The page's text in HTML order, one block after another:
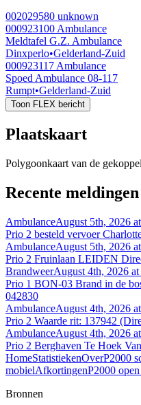
002029580 unknown
000923100 Ambulance
Meldtafel G.Z. Ambulance
Dinxperlo•Gelderland-Zuid
000923117 Ambulance
Spoed Ambulance 08-117
Rumpt•Gelderland-Zuid
Toon FLEX bericht
Plaatskaart
Polygoonkaart van de
Recente
AmbulanceAugust 5th, 2026
Prio 2 besteld vervoer
AmbulanceAugust 5th, 2026
Prio 2 Fruinlaan LEIDEN
BrandweerAugust 4th, 2026
Prio 1 BON-03 Brand in de
042830
AmbulanceAugust 4th, 2026
Prio 2 Waarde rit: 137942
AmbulanceAugust 4th, 2026
Prio 2 Berghaven Te Hoek
HomeStatistiekenOverP2000
mobielAfkortingenP2000 open
Bronnen